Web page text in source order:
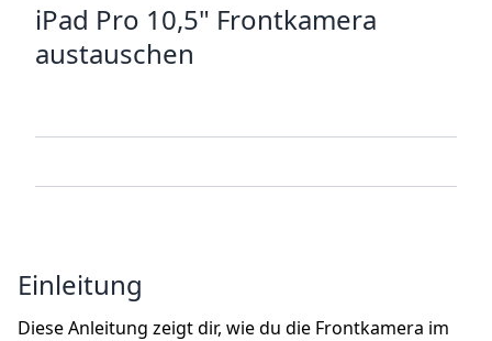
iPad Pro 10,5" Frontkamera
austauschen
Einleitung
Diese Anleitung zeigt dir, wie du die Frontkamera im